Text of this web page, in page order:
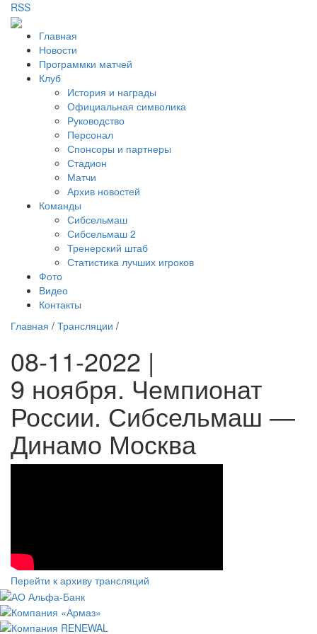
RSS
Главная
Новости
Программки матчей
Клуб
История и награды
Официальная символика
Руководство
Персонал
Спонсоры и партнеры
Стадион
Матчи
Архив новостей
Команды
Сибсельмаш
Сибсельмаш 2
Тренерский штаб
Статистика лучших игроков
Фото
Видео
Контакты
Главная / Трансляции /
08-11-2022 |
9 ноября. Чемпионат
России. Сибсельмаш —
Динамо Москва
Перейти к архиву трансляций